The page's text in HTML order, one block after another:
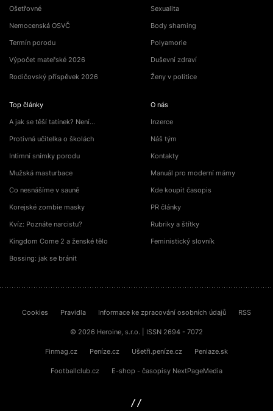
Ošetřovné
Nemocenská OSVČ
Termín porodu
Výpočet mateřské 2026
Rodičovský příspěvek 2026
Top články
A jak se těší tatínek? Není…
Protivná učitelka o školách
Intimní snímky porodu
Mužská masturbace
Co nesnášíme v sauně
Korejské zombie masky
Kvíz: Poznáte narcistu?
Kingdom Come 2 a ženské tělo
Bossing: jak se bránit
Sexualita
Body shaming
Polyamorie
Duševní zdraví
Ženy v politice
O nás
Inzerce
Náš tým
Kontakty
Manuál pro moderní mámy
Kde koupit časopis
PR články
Rubriky a štítky
Feministický slovník
Cookies Pravidla Informace ke zpracování osobních údajů RSS
© 2026 Heroine, s.r.o. | ISSN 2694 - 7072
Finmag.cz Peníze.cz Ušetři.peníze.cz Peniaze.sk
Footballclub.cz E-shop - časopisy NextPageMedia